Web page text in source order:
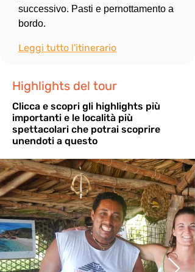
successivo. Pasti e pernottamento a
bordo.
Leggi tutto l'itinerario
Highlights del tour
Clicca e scopri gli highlights più
importanti e le località più
spettacolari che potrai scoprire
unendoti a questo